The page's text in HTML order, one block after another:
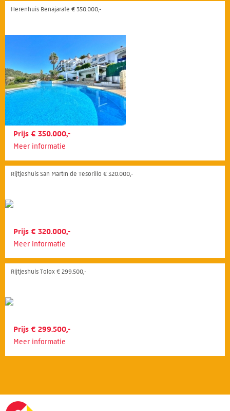
Herenhuis Benajarafe € 350.000,-
Prijs € 350.000,-
Meer informatie
Rijtjeshuis San Martín de Tesorillo € 320.000,-
Prijs € 320.000,-
Meer informatie
Rijtjeshuis Tolox € 299.500,-
Prijs € 299.500,-
Meer informatie